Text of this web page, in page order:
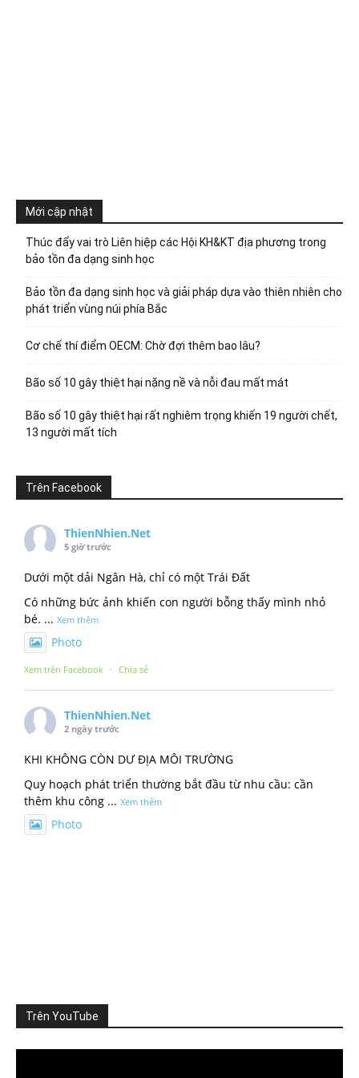
Mới cập nhật
Thúc đẩy vai trò Liên hiệp các Hội KH&KT địa phương trong
bảo tồn đa dạng sinh học
Bảo tồn đa dạng sinh học và giải pháp dựa vào thiên nhiên cho
phát triển vùng núi phía Bắc
Cơ chế thí điểm OECM: Chờ đợi thêm bao lâu?
Bão số 10 gây thiệt hại nặng nề và nỗi đau mất mát
Bão số 10 gây thiệt hại rất nghiêm trọng khiến 19 người chết,
13 người mất tích
Trên Facebook
ThienNhien.Net
5 giờ trước
Dưới một dải Ngân Hà, chỉ có một Trái Đất
Có những bức ảnh khiến con người bỗng thấy mình nhỏ
bé. ... Xem thêm
Photo
Xem trên Facebook · Chia sẻ
ThienNhien.Net
2 ngày trước
KHI KHÔNG CÒN DƯ ĐỊA MÔI TRƯỜNG
Quy hoạch phát triển thường bắt đầu từ nhu cầu: cần
thêm khu công ... Xem thêm
Photo
Photo
Trên YouTube